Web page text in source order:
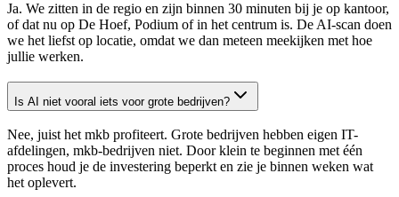
Ja. We zitten in de regio en zijn binnen 30 minuten bij je op kantoor,
of dat nu op De Hoef, Podium of in het centrum is. De AI-scan doen
we het liefst op locatie, omdat we dan meteen meekijken met hoe
jullie werken.
Is AI niet vooral iets voor grote bedrijven?
Nee, juist het mkb profiteert. Grote bedrijven hebben eigen IT-
afdelingen, mkb-bedrijven niet. Door klein te beginnen met één
proces houd je de investering beperkt en zie je binnen weken wat
het oplevert.